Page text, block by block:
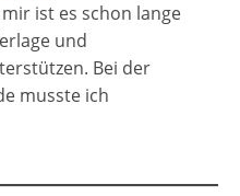
ist es schon lange
und
Bei der
musste ich